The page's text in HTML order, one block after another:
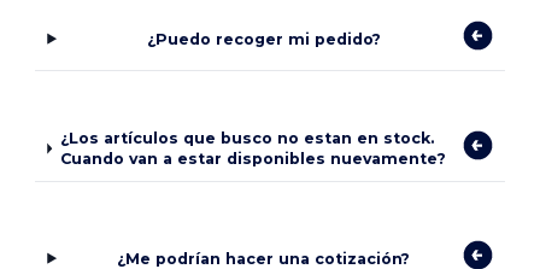
¿Puedo recoger mi pedido?
¿Los artículos que busco no estan en stock.
Cuando van a estar disponibles nuevamente?
¿Me podrían hacer una cotización?